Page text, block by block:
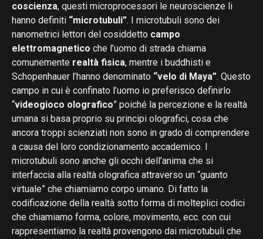
coscienza, questi microprocessori le neuroscienze li
hanno definiti “microtubuli”. I microtubuli sono dei
nanometrici lettori del cosiddetto campo
elettromagnetico che l’uomo di strada chiama
comunemente realtà fisica, mentre i buddhisti e
Schopenhauer l’hanno denominato “velo di Maya”. Questo
campo in cui è confinato l’uomo io preferisco definirlo
“videogioco olografico” poiché la percezione e la realtà
umana si basa proprio su principi olografici, cosa che
ancora troppi scienziati non sono in grado di comprendere
a causa del loro condizionamento accademico. I
microtubuli sono anche gli occhi dell’anima che si
interfaccia alla realtà olografica attraverso un “guanto
virtuale” che chiamiamo corpo umano. Di fatto la
codificazione della realtà sotto forma di molteplici codici
che chiamiamo forma, colore, movimento, ecc. con cui
rappresentiamo la realtà provengono dai microtubuli che